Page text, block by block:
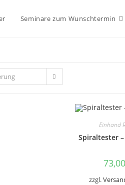
Seminare zum Wunschtermin
Einhand
Spiraltester
73,00
zzgl.